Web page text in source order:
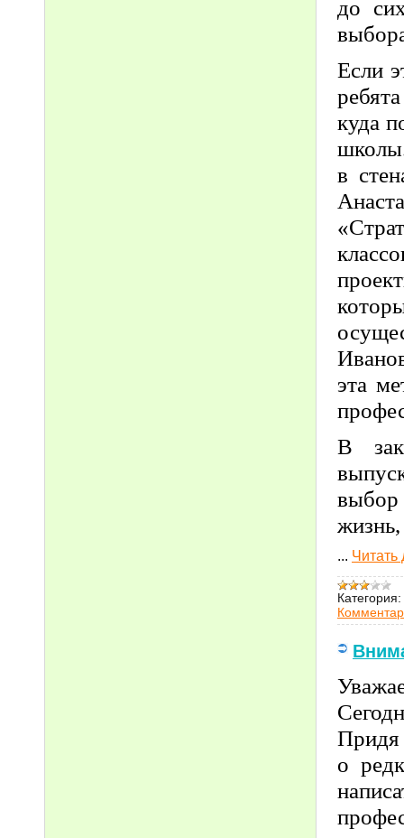
до
Если
куда
в
эта
В
жизнь,
...
Категория:
Придя
о